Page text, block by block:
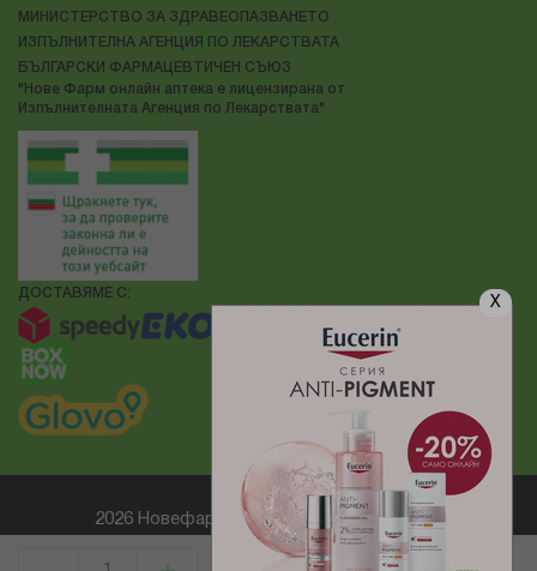
X
МИНИСТЕРСТВО ЗА ЗДРАВЕОПАЗВАНЕТО
ИЗПЪЛНИТЕЛНА АГЕНЦИЯ ПО ЛЕКАРСТВАТА
БЪЛГАРСКИ ФАРМАЦЕВТИЧЕН СЪЮЗ
"Нове Фарм онлайн аптека е лицензирана от
Изпълнителната Агенция по Лекарствата"
ДОСТАВЯМЕ С:
2026 Новефарм ® Всички права запазени
Електронен магазин